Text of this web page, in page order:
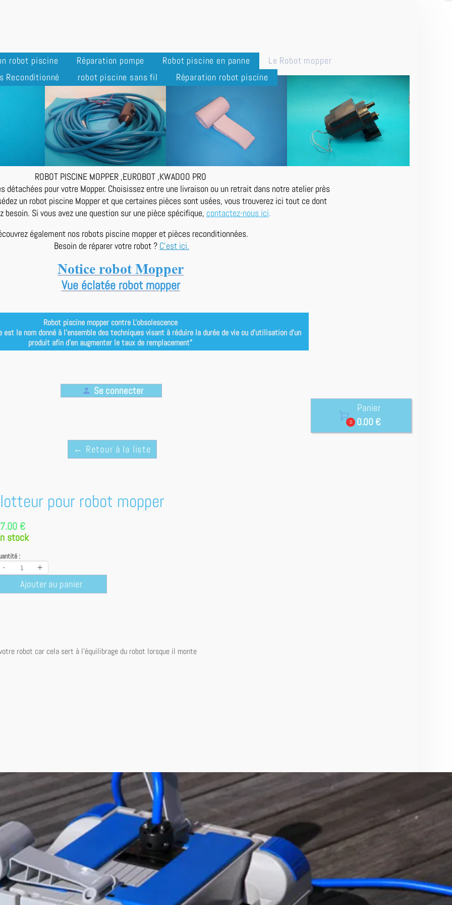
robot piscine Réparation pompe Robot piscine en panne
Le Robot mopper
Reconditionné
robot piscine sans fil Réparation robot piscine
ROBOT PISCINE MOPPER ,EUROBOT ,KWADOO PRO
détachées pour votre Mopper. Choisissez entre une livraison ou un retrait dans notre atelier près
un robot piscine Mopper et que certaines pièces sont usées, vous trouverez ici tout ce dont
besoin. Si vous avez une question sur une pièce spécifique, contactez-nous ici.
également nos robots piscine mopper et pièces reconditionnées.
Besoin de réparer votre robot ? C'est ici.
Notice robot Mopper
Vue éclatée robot mopper
Robot piscine mopper contre L'obsolescence
est le nom donné à l’ensemble des techniques visant à réduire la durée de vie ou d’utilisation d’un
produit afin d’en augmenter le taux de remplacement”
person Se connecter

0
Panier
0.00 €
← Retour à la liste
pour robot mopper
€
stock
:
- +
Ajouter au panier
robot car cela sert à l'équilibrage du robot lorsque il monte